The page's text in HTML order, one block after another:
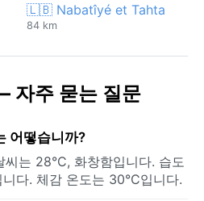
🇱🇧 Nabatîyé et Tahta
84 km
자주 묻는 질문
어떻습니까?
는 28°C, 화창함입니다. 습도
다. 체감 온도는 30°C입니다.